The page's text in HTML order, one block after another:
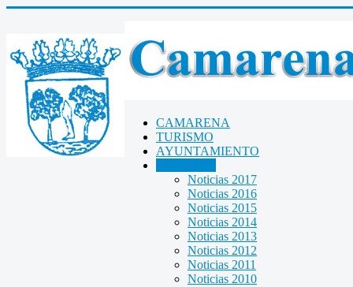
CAMARENA
TURISMO
AYUNTAMIENTO
Noticias 2017
Noticias 2016
Noticias 2015
Noticias 2014
Noticias 2013
Noticias 2012
Noticias 2011
Noticias 2010